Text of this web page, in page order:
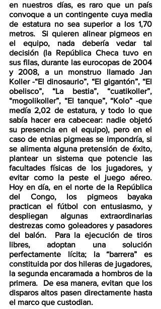
en nuestros días, es raro que un país
convoque a un contingente cuya media
de estatura no sea superior a los 1,70
metros.  Si quieren alinear pigmeos en
el equipo, nada debería vedar tal
decisión (la República Checa tuvo en
sus filas, durante las eurocopas de 2004
y 2008, a un monstruo llamado Jan
Koller -“El dinosaurio”, “El gigantón”, “El
obelisco”, “La bestia”, “cuatikoller”,
“mogolikoller”, “El tanque”, “Kolo” -que
medía 2,02 de estatura, y todo lo que
sabía hacer era cabecear: nadie objetó
su presencia en el equipo), pero en el
caso de etnias pigmeas se impondría, si
se alimenta alguna pretensión de éxito,
plantear un sistema que potencie las
facultades físicas de los jugadores, y
evitar como la peste el juego aéreo.
Hoy en día, en el norte de la República
del Congo, los pigmeos bayaka
practican el fútbol con entusiasmo, y
despliegan algunas extraordinarias
destrezas como goleadores y pasadores
del balón.  Para la ejecución de tiros
libres, adoptan una solución
perfectamente lícita; la “barrera” es
constituida por dos hileras de jugadores,
la segunda encaramada a hombros de la
primera.  De esa manera, evitan que los
disparos altos pasen directamente hasta
el marco que custodian.